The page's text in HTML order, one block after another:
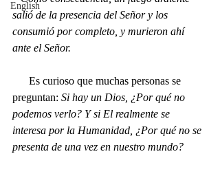
English
salió de la presencia del Señor y los
consumió por completo, y murieron ahí
ante el Señor.
preguntan: Si hay un Dios, ¿Por qué no
podemos verlo? Y si El realmente se
interesa por la Humanidad, ¿Por qué no se
presenta de una vez en nuestro mundo?